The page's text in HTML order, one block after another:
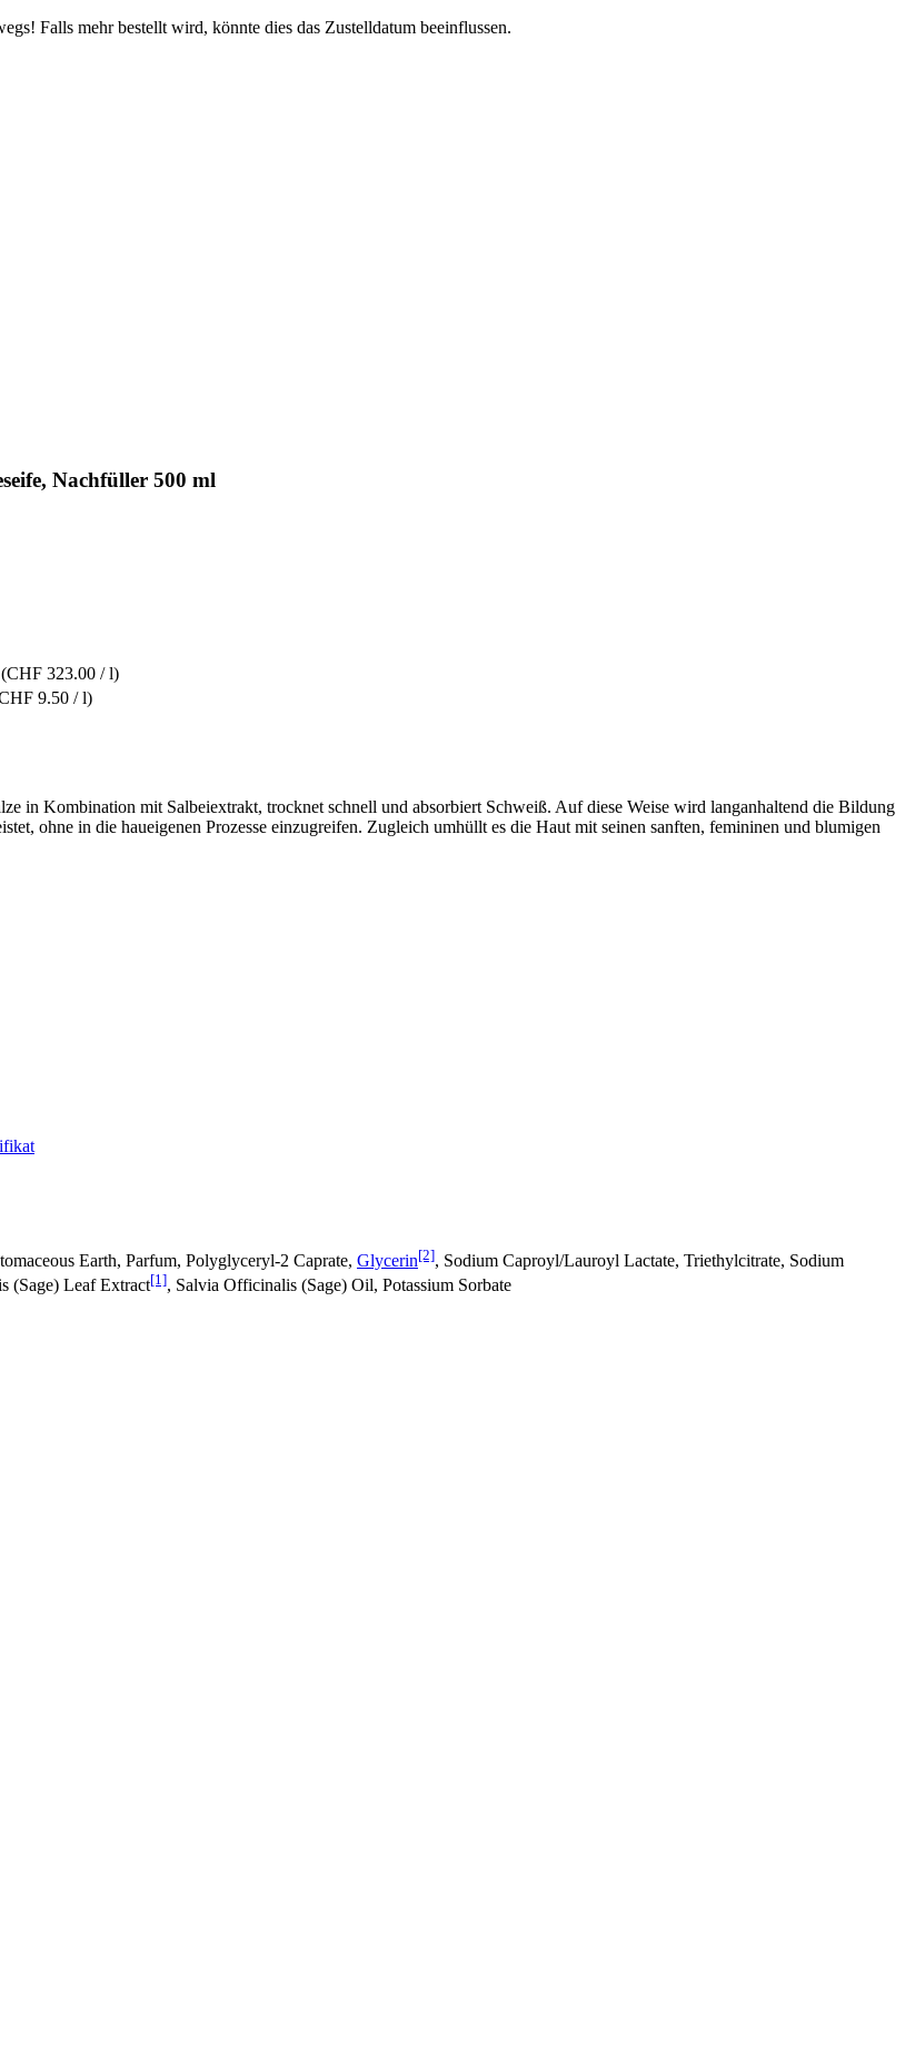
Falls mehr bestellt wird, könnte dies das Zustelldatum beeinflussen.
Nachfüller 500 ml
(CHF 323.00 / l)
9.50 / l)
in Kombination mit Salbeiextrakt, trocknet schnell und absorbiert Schweiß. Auf diese Weise wird langanhaltend die Bildung
ohne in die haueigenen Prozesse einzugreifen. Zugleich umhüllt es die Haut mit seinen sanften, femininen und blumigen
Earth, Parfum, Polyglyceryl-2 Caprate, Glycerin[2], Sodium Caproyl/Lauroyl Lactate, Triethylcitrate, Sodium
(Sage) Leaf Extract[1], Salvia Officinalis (Sage) Oil, Potassium Sorbate